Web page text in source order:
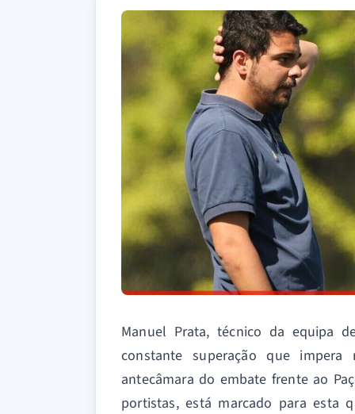
Manuel Prata, técnico da equipa
constante superação que
antecâmara do embate frente ao
portistas, está marcado para esta